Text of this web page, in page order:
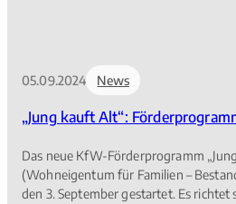
05.09.2024 News
„Jung kauft Alt“:
Das neue KfW-Förderprogramm
(Wohneigentum für Familien –
den 3. September gestartet. Es richtet